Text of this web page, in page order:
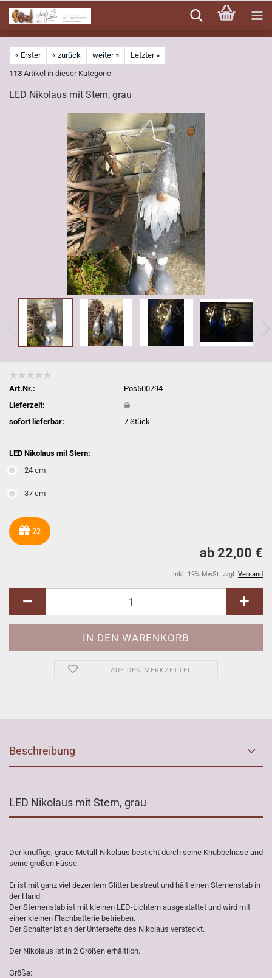
zum
Hauptinhalt
« Erster « zurück weiter »
Letzter »
113 Artikel in dieser Kategorie
LED Nikolaus mit Stern, grau
Art.Nr.:
Pos500794
Lieferzeit:
sofort lieferbar:
7Stück
LED Nikolaus mit Stern:
24 cm
37 cm
22
ab 22,00 €
inkl. 19% MwSt. zzgl. Versand
AUF DEN MERKZETTEL
Beschreibung
LED Nikolaus mit Stern, grau
Der knuffige, graue Metall-Nikolaus besticht durch seine Knubbelnase und
seine großen Füsse.
Er ist mit ganz viel dezentem Glitter bestreut und hält einen Sternenstab in
der Hand.
Der Sternenstab ist mit kleinen LED-Lichtern ausgestattet und wird mit
einer kleinen Flachbatterie betrieben.
Der Schalter ist an der Unterseite des Nikolaus versteckt.
Der Nikolaus ist in 2 Größen erhältlich.
Größe: